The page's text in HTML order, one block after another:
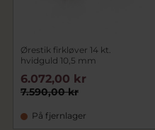
Ørestik firkløver 14 kt.
hvidguld 10,5 mm
7.590,00 kr
6.072,00 kr
På fjernlager